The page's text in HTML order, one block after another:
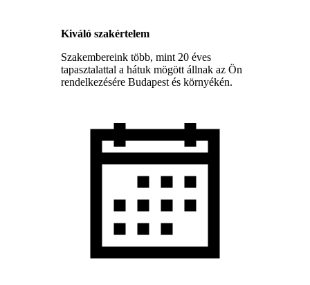
Kiváló szakértelem
Szakembereink több, mint 20 éves
tapasztalattal a hátuk mögött állnak az Ön
rendelkezésére Budapest és környékén.